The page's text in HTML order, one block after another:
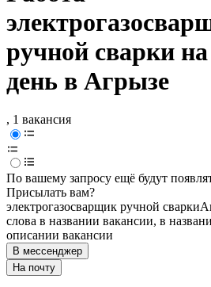
ручной сварки
день в Агрызе
, 1 вакансия
По вашему запросу ещё будут
Присылать вам?
электрогазосварщик ручной сварки
слова в названии вакансии, в
описании вакансии
В мессенджер
На почту